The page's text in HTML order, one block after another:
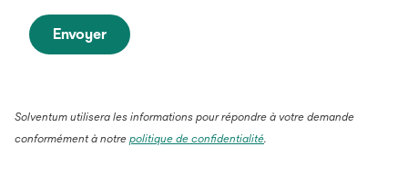
Envoyer
Solventum utilisera les informations pour répondre à votre demande
conformément à notre politique de confidentialité.